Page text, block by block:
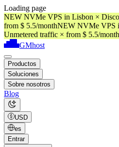
Loading page
NEW NVMe VPS in Lisbon ×
from $ 5.5/monthNEW NVMe VPS
Unmetered traffic × from $ 5.5/month
GMhost
Productos
Soluciones
Sobre nosotros
Blog
USD
es
Entrar